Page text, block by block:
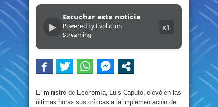
▶
Escuchar esta noticia
Powered by Evolucion
Streaming
x1
El ministro de Economía, Luis Caputo, elevó en las
últimas horas sus críticas a la implementación de